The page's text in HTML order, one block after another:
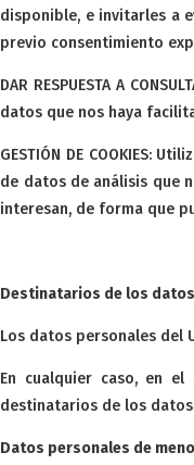
disponible, e invitarles a
previo consentimiento
DAR RESPUESTA A
datos que nos haya
GESTIÓN DE COOKIES:
de datos de análisis que
interesan, de forma que
Destinatarios de los datos
Los datos personales del
En cualquier caso, en
destinatarios de los
Datos personales de